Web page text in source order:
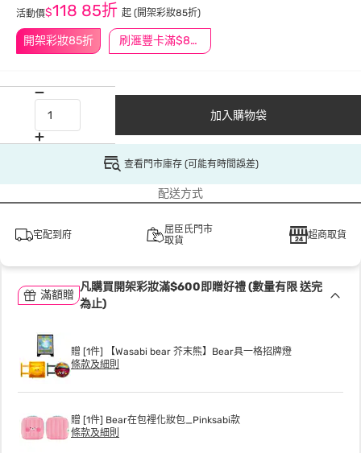
開架彩妝85折 刷滙豐卡滿$888送3萬點
活動價$118 85折 起 (開架彩妝85折)
加入購物袋
查看門市庫存 (可能有時間誤差)
配送方式
宅配到府
屈臣氏門市
取貨
超商取貨
滿額贈
凡購買開架彩妝滿$600即贈好禮 (數量有限 送完
為止)
贈 [1件] 【Wasabi bear 芥末熊】Bear具一格招牌燈
條款及細則
贈 [1件] Bear在包裡化妝包_Pinksabi款
條款及細則